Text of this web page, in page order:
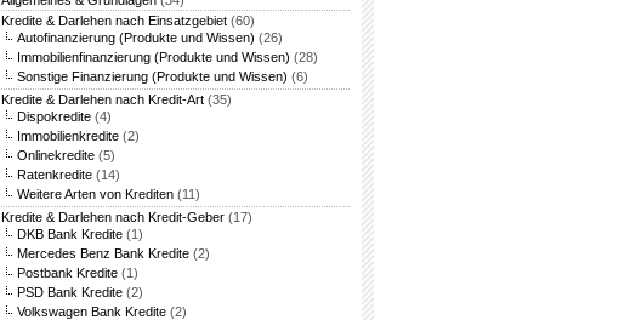
Kredite & Darlehen nach Einsatzgebiet (60)
Autofinanzierung (Produkte und Wissen) (26)
Immobilienfinanzierung (Produkte und Wissen) (28)
Sonstige Finanzierung (Produkte und Wissen) (6)
Kredite & Darlehen nach Kredit-Art (35)
Dispokredite (4)
Immobilienkredite (2)
Onlinekredite (5)
Ratenkredite (14)
Weitere Arten von Krediten (11)
Kredite & Darlehen nach Kredit-Geber (17)
DKB Bank Kredite (1)
Mercedes Benz Bank Kredite (2)
Postbank Kredite (1)
PSD Bank Kredite (2)
Volkswagen Bank Kredite (2)